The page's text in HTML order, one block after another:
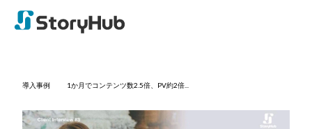
導入事例 1か月でコンテンツ数2.5倍、PV約2倍...